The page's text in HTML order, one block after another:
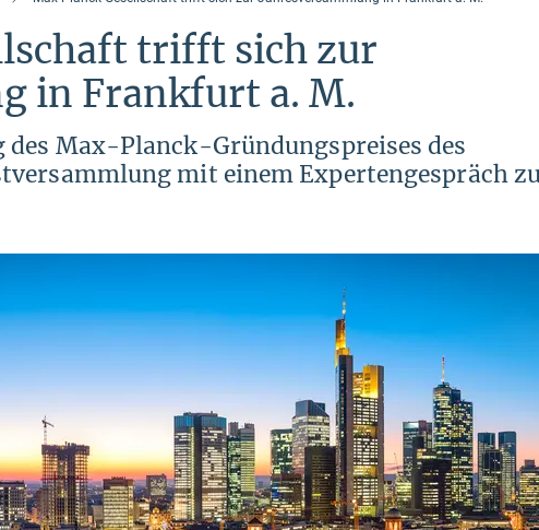
trifft sich zur
in Frankfurt a. M.
Max-Planck-Gründungspreises des
mit einem Expertengespräch